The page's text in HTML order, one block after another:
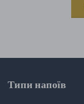
Типи напоїв